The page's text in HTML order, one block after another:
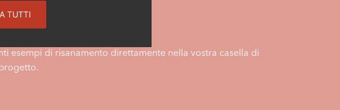
TUTTI
esempi di risanamento direttamente nella vostra casella di